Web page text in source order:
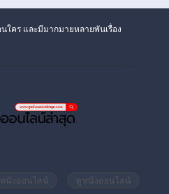
คร และมีมากมายหลายพันเรื่อง
หนังออนไลน์ ดูหนังออนไลน์